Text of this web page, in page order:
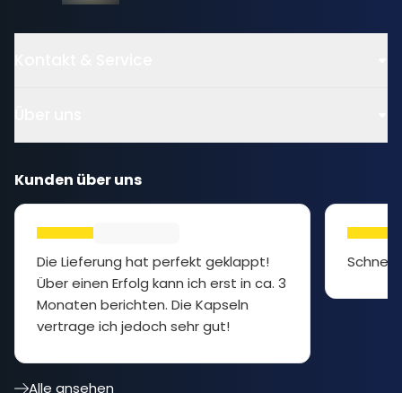
Kunden über uns
Die Lieferung hat perfekt geklappt!
Über einen Erfolg kann ich erst in ca. 3
Monaten berichten. Die Kapseln
vertrage ich jedoch sehr gut!
Schnell
Alle ansehen